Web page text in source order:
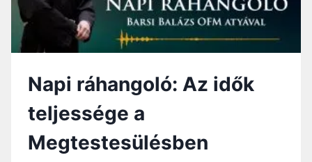
E
T
T
Ü
E
Ö
T
Ó
:
A
Z
V
N
É
Napi ráhangoló: Az idők
teljessége a
Megtestesülésben